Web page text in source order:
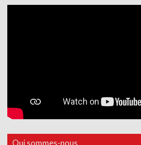
Qui sommes-nous